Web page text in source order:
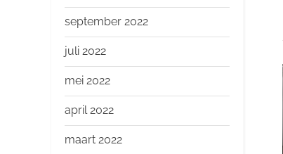
september 2022
juli 2022
mei 2022
april 2022
maart 2022